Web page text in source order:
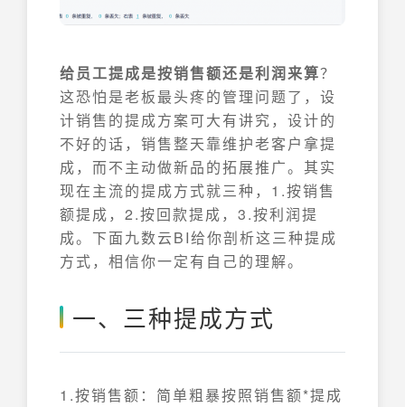
给员工提成是按销售额还是利润来算？
这恐怕是老板最头疼的管理问题了，设
计销售的提成方案可大有讲究，设计的
不好的话，销售整天靠维护老客户拿提
成，而不主动做新品的拓展推广。其实
现在主流的提成方式就三种，1.按销售
额提成，2.按回款提成，3.按利润提
成。下面九数云BI给你剖析这三种提成
方式，相信你一定有自己的理解。
一、三种提成方式
1.按销售额：简单粗暴按照销售额*提成